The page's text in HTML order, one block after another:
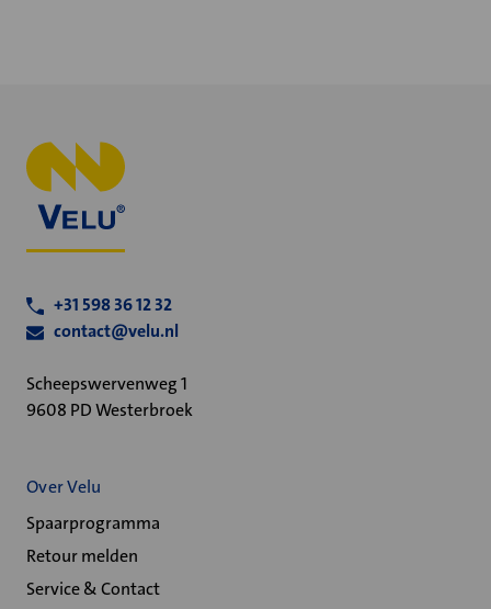
+31 598 36 12 32
contact@velu.nl
Scheepswervenweg 1
9608 PD Westerbroek
Over Velu
Spaarprogramma
Retour melden
Service & Contact